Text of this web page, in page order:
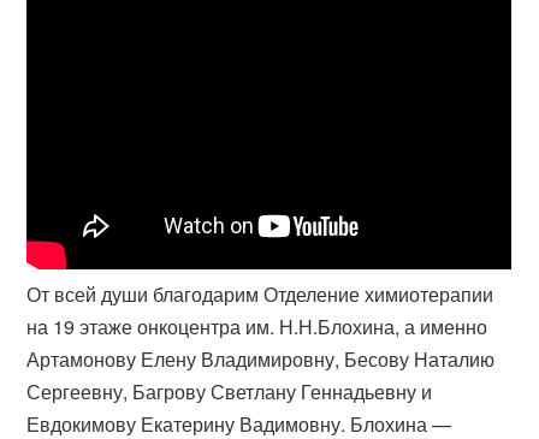
От всей души благодарим Отделение химиотерапии
на 19 этаже онкоцентра им. Н.Н.Блохина, а именно
Артамонову Елену Владимировну, Бесову Наталию
Сергеевну, Багрову Светлану Геннадьевну и
Евдокимову Екатерину Вадимовну. Блохина —